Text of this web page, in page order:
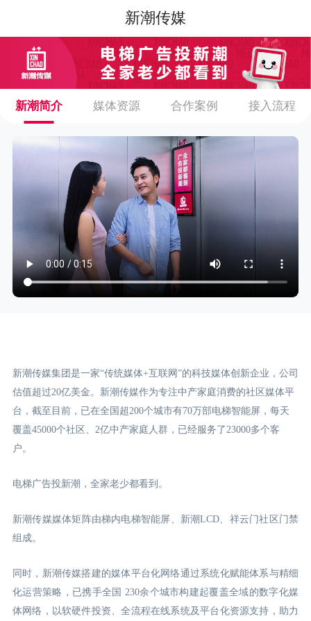
新潮传媒
新潮简介 媒体资源 合作案例 接入流程
新潮传媒集团是一家“传统媒体+互联网”的科技媒体创新企业，公司
估值超过20亿美金。新潮传媒作为专注中产家庭消费的社区媒体平
台，截至目前，已在全国超200个城市有70万部电梯智能屏，每天
覆盖45000个社区、2亿中产家庭人群，已经服务了23000多个客
户。
电梯广告投新潮，全家老少都看到。
新潮传媒媒体矩阵由梯内电梯智能屏、新潮LCD、祥云门社区门禁
组成。
同时，新潮传媒搭建的媒体平台化网络通过系统化赋能体系与精细
化运营策略，已携手全国 230余个城市构建起覆盖全域的数字化媒
体网络，以软硬件投资、全流程在线系统及平台化资源支持，助力